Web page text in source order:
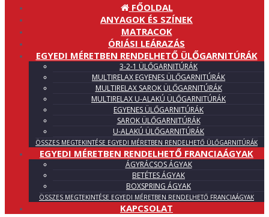
FŐOLDAL
ANYAGOK ÉS SZÍNEK
MATRACOK
ÓRIÁSI LEÁRAZÁS
EGYEDI MÉRETBEN RENDELHETŐ ÜLŐGARNITÚRÁK
3-2-1 ÜLŐGARNITÚRÁK
MULTIRELAX EGYENES ÜLŐGARNITÚRÁK
MULTIRELAX SAROK ÜLŐGARNITÚRÁK
MULTIRELAX U-ALAKÚ ÜLŐGARNITÚRÁK
EGYENES ÜLŐGARNITÚRÁK
SAROK ÜLŐGARNITÚRÁK
U-ALAKÚ ÜLŐGARNITÚRÁK
ÖSSZES MEGTEKINTÉSE EGYEDI MÉRETBEN RENDELHETŐ ÜLŐGARNITÚRÁK
EGYEDI MÉRETBEN RENDELHETŐ FRANCIAÁGYAK
ÁGYRÁCSOS ÁGYAK
BETÉTES ÁGYAK
BOXSPRING ÁGYAK
ÖSSZES MEGTEKINTÉSE EGYEDI MÉRETBEN RENDELHETŐ FRANCIAÁGYAK
KAPCSOLAT